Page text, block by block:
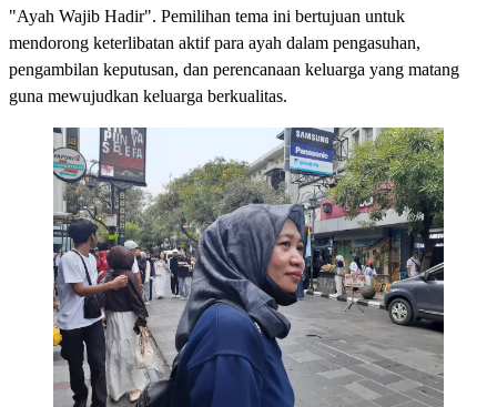
"Ayah Wajib Hadir". Pemilihan tema ini bertujuan untuk
mendorong keterlibatan aktif para ayah dalam pengasuhan,
pengambilan keputusan, dan perencanaan keluarga yang matang
guna mewujudkan keluarga berkualitas.